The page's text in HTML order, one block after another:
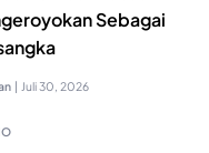
Sebagai
| Juli 30, 2026